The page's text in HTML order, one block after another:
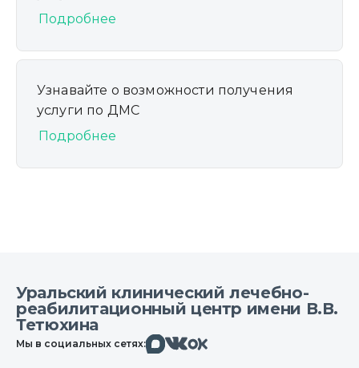
Подробнее
Узнавайте о возможности получения
услуги по ДМС
Подробнее
Уральский клинический лечебно-
реабилитационный центр имени В.В.
Тетюхина
Мы в социальных сетях:МаксВконтактеОдноклассники